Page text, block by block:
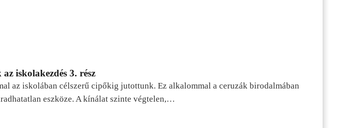
iskolakezdés 3. rész
az iskolában célszerű cipőkig jutottunk. Ez alkalommal a ceruzák birodalmában
eszköze. A kínálat szinte végtelen,…